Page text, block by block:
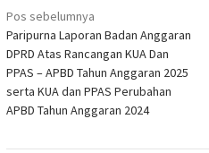
Navigasi
pos
Pos sebelumnya
Paripurna Laporan Badan Anggaran
DPRD Atas Rancangan KUA Dan
PPAS – APBD Tahun Anggaran 2025
serta KUA dan PPAS Perubahan
APBD Tahun Anggaran 2024